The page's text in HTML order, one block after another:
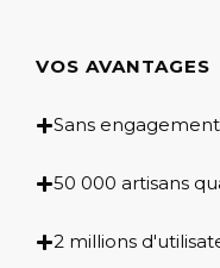
VOS AVANTAGES
Sans
50 000 artisans
2 millions